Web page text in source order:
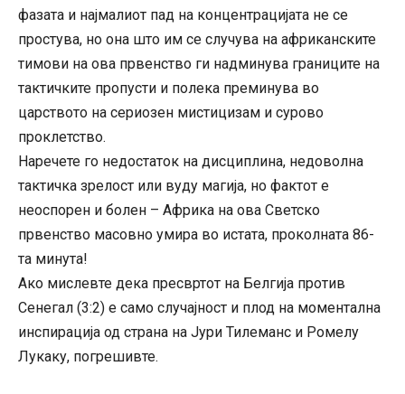
фазата и најмалиот пад на концентрацијата не се
простува, но она што им се случува на африканските
тимови на ова првенство ги надминува границите на
тактичките пропусти и полека преминува во
царството на сериозен мистицизам и сурово
проклетство.
Наречете го недостаток на дисциплина, недоволна
тактичка зрелост или вуду магија, но фактот е
неоспорен и болен – Африка на ова Светско
првенство масовно умира во истата, проколната 86-
та минута!
Ако мислевте дека пресвртот на Белгија против
Сенегал (3:2) е само случајност и плод на моментална
инспирација од страна на Јури Тилеманс и Ромелу
Лукаку, погрешивте.